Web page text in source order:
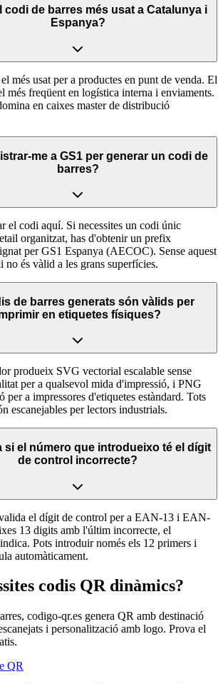
codi de barres més usat a Catalunya i
Espanya?
més usat per a productes en punt de venda. El
més freqüent en logística interna i enviaments.
en caixes master de distribució
me a GS1 per generar un codi de
barres?
el codi aquí. Si necessites un codi únic
organitzat, has d'obtenir un prefix
per GS1 Espanya (AECOC). Sense aquest
no és vàlid a les grans superfícies.
de barres generats són vàlids per
en etiquetes físiques?
produeix SVG vectorial escalable sense
per a qualsevol mida d'impressió, i PNG
per a impressores d'etiquetes estàndard. Tots
escanejables per lectors industrials.
si el número que introdueixo té el dígit
de control incorrecte?
el dígit de control per a EAN-13 i EAN-
13 digits amb l'últim incorrecte, el
Pots introduir només els 12 primers i
automàticament.
codis QR dinàmics?
codigo-qr.es genera QR amb destinació
i personalització amb logo. Prova el
QR